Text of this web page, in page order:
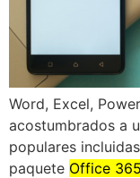
Word, Excel,
acostumbrados a
populares
paquete Office 365